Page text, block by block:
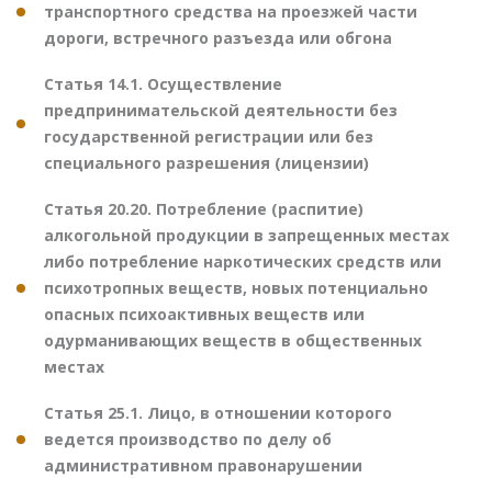
транспортного средства на проезжей части
дороги, встречного разъезда или обгона
Статья 14.1. Осуществление
предпринимательской деятельности без
государственной регистрации или без
специального разрешения (лицензии)
Статья 20.20. Потребление (распитие)
алкогольной продукции в запрещенных местах
либо потребление наркотических средств или
психотропных веществ, новых потенциально
опасных психоактивных веществ или
одурманивающих веществ в общественных
местах
Статья 25.1. Лицо, в отношении которого
ведется производство по делу об
административном правонарушении